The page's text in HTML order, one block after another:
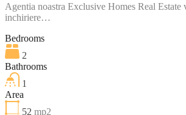
Agentia noastra Exclusive Homes Real Estate
inchiriere…
Bedrooms
2
Bathrooms
1
Area
52 mp2